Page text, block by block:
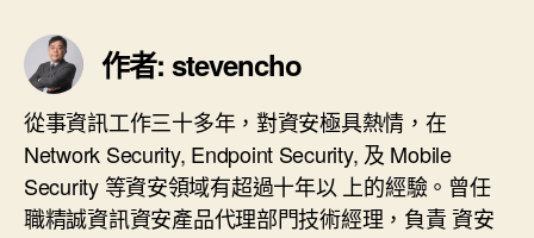
作者: stevencho
從事資訊工作三十多年，對資安極具熱情，在
Network Security, Endpoint Security, 及 Mobile
Security 等資安領域有超過十年以 上的經驗。曾任
職精誠資訊資安產品代理部門技術經理，負責 資安